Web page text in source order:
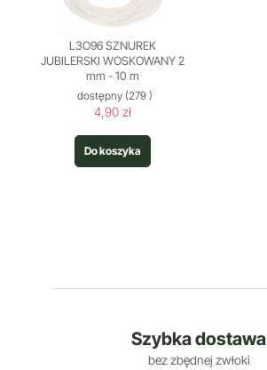
L3O96 SZNUREK
JUBILERSKI WOSKOWANY 2
mm - 10 m
dostępny (279 )
4,90 zł
Do koszyka
Szybkadostawa
bez zbędnej zwłoki